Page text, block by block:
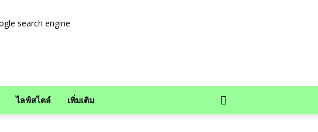
ไลฟ์สไตล์ เพิ่มเติม